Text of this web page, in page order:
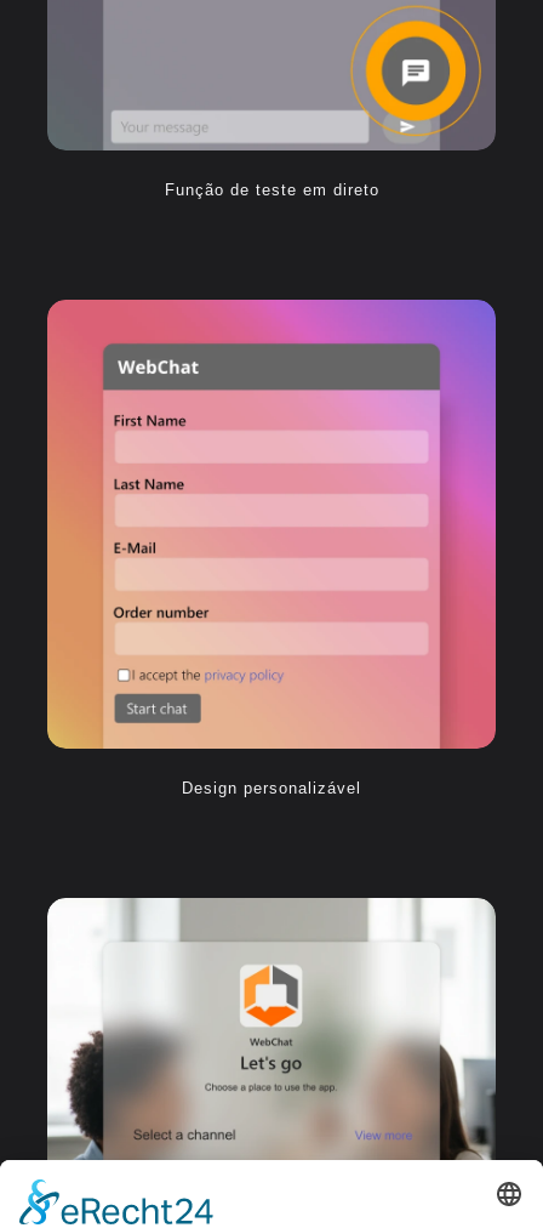
Função de teste em direto
Design personalizável